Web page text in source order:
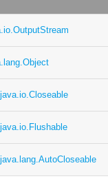
java.io.Closeable
java.io.Flushable
java.lang.AutoCloseable